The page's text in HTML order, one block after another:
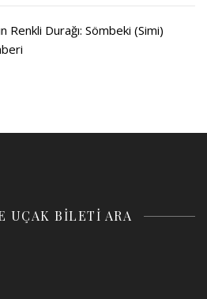
Renkli Durağı: Sömbeki (Simi)
UÇAK BİLETİ ARA